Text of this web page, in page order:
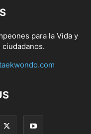
para la Vida y